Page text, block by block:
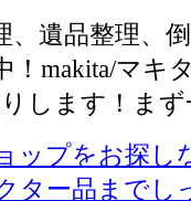
遺品整理、
makita/マキ
します！ま
ップをお探し
ター品までし